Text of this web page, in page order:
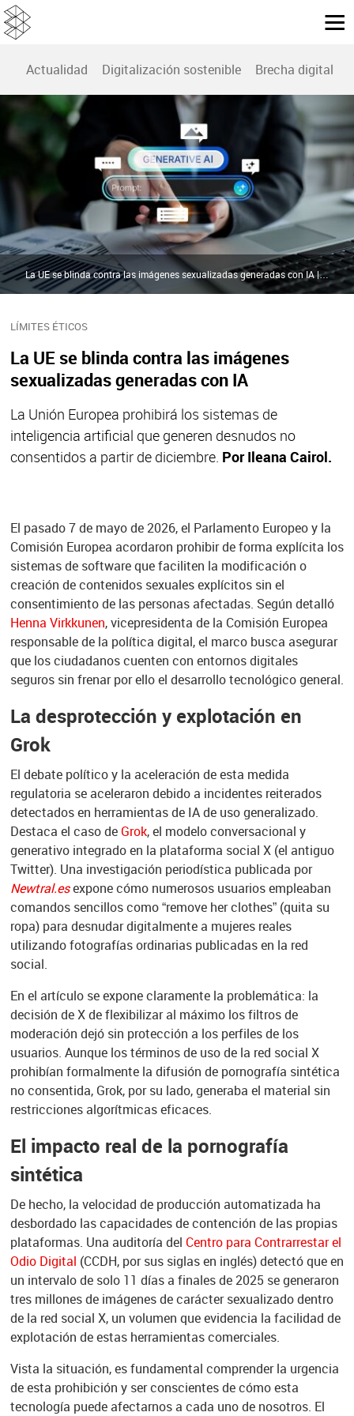
Actualidad Digitalización sostenible Brecha digital
LÍMITES ÉTICOS
La UE se blinda contra las imágenes
sexualizadas generadas con IA
La Unión Europea prohibirá los sistemas de
inteligencia artificial que generen desnudos no
consentidos a partir de diciembre. Por Ileana Cairol.
La UE se blinda contra las imágenes sexualizadas generadas con IA | Shutterstock
El pasado 7 de mayo de 2026, el Parlamento Europeo y la
Comisión Europea acordaron prohibir de forma explícita los
sistemas de software que faciliten la modificación o
creación de contenidos sexuales explícitos sin el
consentimiento de las personas afectadas. Según detalló
Henna Virkkunen, vicepresidenta de la Comisión Europea
responsable de la política digital, el marco busca asegurar
que los ciudadanos cuenten con entornos digitales
seguros sin frenar por ello el desarrollo tecnológico general.
La desprotección y explotación en
Grok
El debate político y la aceleración de esta medida
regulatoria se aceleraron debido a incidentes reiterados
detectados en herramientas de IA de uso generalizado.
Destaca el caso de Grok, el modelo conversacional y
generativo integrado en la plataforma social X (el antiguo
Twitter). Una investigación periodística publicada por
Newtral.esexpone cómo numerosos usuarios empleaban
comandos sencillos como“removeher clothes” (quita su
ropa) para desnudar digitalmente a mujeres reales
utilizando fotografías ordinarias publicadas en la red
social.
En el artículo se expone claramente la problemática: la
decisión de X de flexibilizar al máximo los filtros de
moderación dejó sin protección a los perfiles de los
usuarios. Aunque los términos de uso de la red social X
prohibían formalmente la difusión de pornografía sintética
no consentida, Grok, por su lado, generaba el material sin
restricciones algorítmicas eficaces.
El impacto real de la pornografía
sintética
De hecho, la velocidad de producción automatizada ha
desbordado las capacidades de contención de las propias
plataformas. Una auditoría del Centro para Contrarrestar el
Odio Digital (CCDH,por sus siglas en inglés) detectó que en
un intervalo de solo 11 días a finales de 2025 se generaron
tres millones de imágenes de carácter sexualizado dentro
de la red social X, un volumen que evidencia la facilidad de
explotación de estas herramientas comerciales.
Vista la situación, es fundamental comprender la urgencia
de esta prohibición y ser conscientes de cómo esta
tecnología puede afectarnos a cada uno de nosotros. El